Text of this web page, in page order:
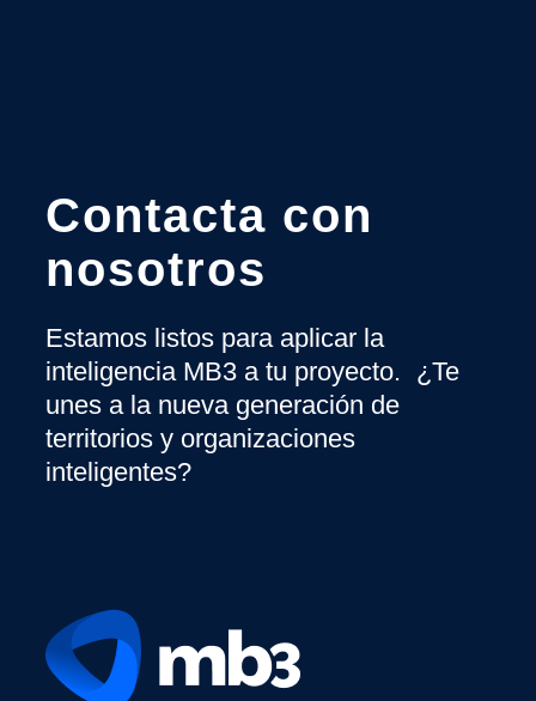
Contacta con
nosotros
Estamos listos para aplicar la
inteligencia MB3 a tu proyecto. ¿Te
unes a la nueva generación de
territorios y organizaciones
inteligentes?